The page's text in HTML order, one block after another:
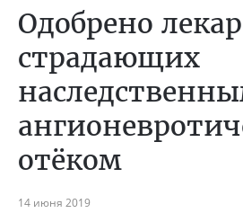
Одобрено
страдающих
отёком
14 июня 2019